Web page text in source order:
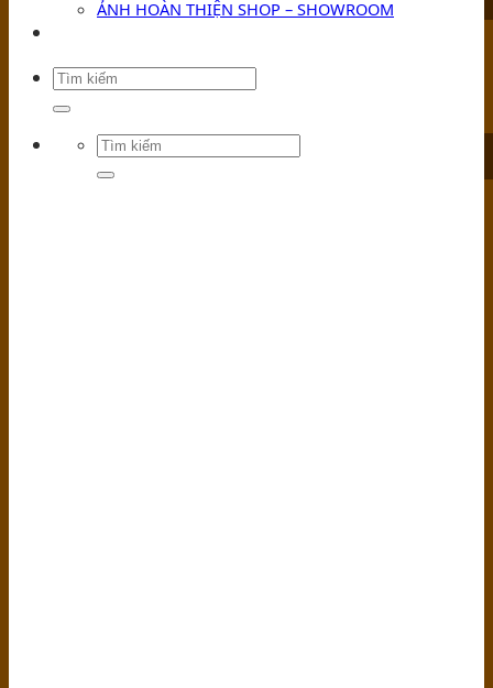
ẢNH HOÀN THIỆN SHOP – SHOWROOM